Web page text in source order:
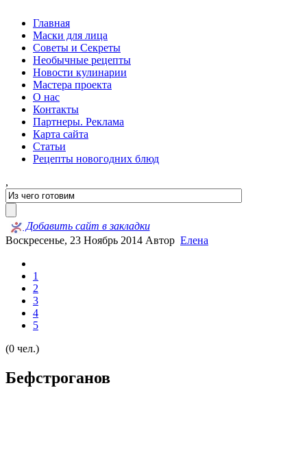
Главная
Маски для лица
Советы и Секреты
Необычные рецепты
Новости кулинарии
Мастера проекта
О нас
Контакты
Партнеры. Реклама
Карта сайта
Статьи
Рецепты новогодних блюд
,
Добавить сайт в закладки
Воскресенье, 23 Ноябрь 2014 Автор Елена
1
2
3
4
5
(0 чел.)
Бефстроганов